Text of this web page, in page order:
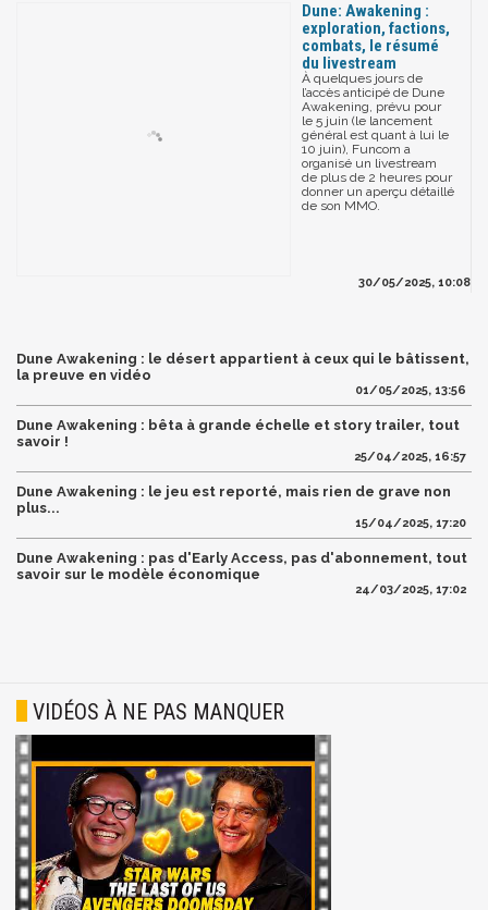
Dune: Awakening :
exploration, factions,
combats, le résumé
du livestream
À quelques jours de
l’accès anticipé de Dune
Awakening, prévu pour
le 5 juin (le lancement
général est quant à lui le
10 juin), Funcom a
organisé un livestream
de plus de 2 heures pour
donner un aperçu détaillé
de son MMO.
30/05/2025, 10:08
Dune Awakening : le désert appartient à ceux qui le bâtissent,
la preuve en vidéo
01/05/2025, 13:56
Dune Awakening : bêta à grande échelle et story trailer, tout
savoir !
25/04/2025, 16:57
Dune Awakening : le jeu est reporté, mais rien de grave non
plus...
15/04/2025, 17:20
Dune Awakening : pas d'Early Access, pas d'abonnement, tout
savoir sur le modèle économique
24/03/2025, 17:02
VIDÉOS À NE PAS MANQUER